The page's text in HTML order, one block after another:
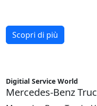
Scopri di più
Digitial Service World
Mercedes-Benz